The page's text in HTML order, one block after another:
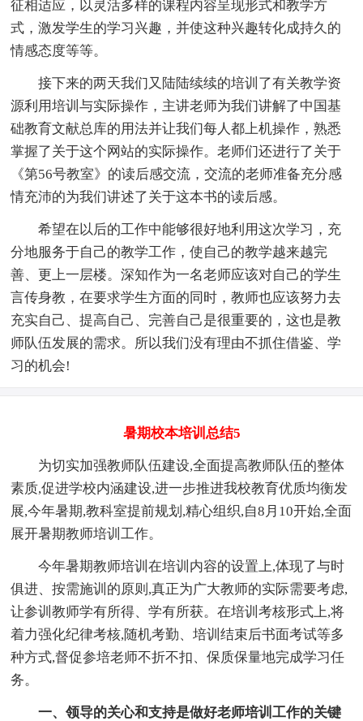
征相适应，以灵活多样的课程内容呈现形式和教学方
式，激发学生的学习兴趣，并使这种兴趣转化成持久的
情感态度等等。
接下来的两天我们又陆陆续续的培训了有关教学资
源利用培训与实际操作，主讲老师为我们讲解了中国基
础教育文献总库的用法并让我们每人都上机操作，熟悉
掌握了关于这个网站的实际操作。老师们还进行了关于
《第56号教室》的读后感交流，交流的老师准备充分感
情充沛的为我们讲述了关于这本书的读后感。
希望在以后的工作中能够很好地利用这次学习，充
分地服务于自己的教学工作，使自己的教学越来越完
善、更上一层楼。深知作为一名老师应该对自己的学生
言传身教，在要求学生方面的同时，教师也应该努力去
充实自己、提高自己、完善自己是很重要的，这也是教
师队伍发展的需求。所以我们没有理由不抓住借鉴、学
习的机会!
暑期校本培训总结5
为切实加强教师队伍建设,全面提高教师队伍的整体
素质,促进学校内涵建设,进一步推进我校教育优质均衡发
展,今年暑期,教科室提前规划,精心组织,自8月10开始,全面
展开暑期教师培训工作。
今年暑期教师培训在培训内容的设置上,体现了与时
俱进、按需施训的原则,真正为广大教师的实际需要考虑,
让参训教师学有所得、学有所获。在培训考核形式上,将
着力强化纪律考核,随机考勤、培训结束后书面考试等多
种方式,督促参培老师不折不扣、保质保量地完成学习任
务。
一、领导的关心和支持是做好老师培训工作的关键